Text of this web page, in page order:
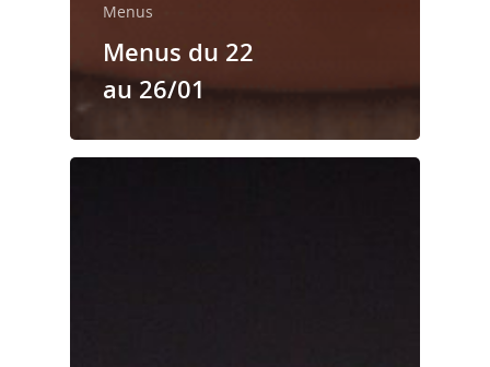
Menus
Menus du 22
au 26/01